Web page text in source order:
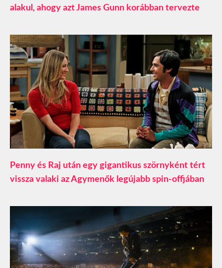
alakul, ahogy azt James Gunn korábban tervezte
Penny és Raj után egy gigantikus szörnyként tért
vissza valaki az Agymenők legújabb spin-offjában